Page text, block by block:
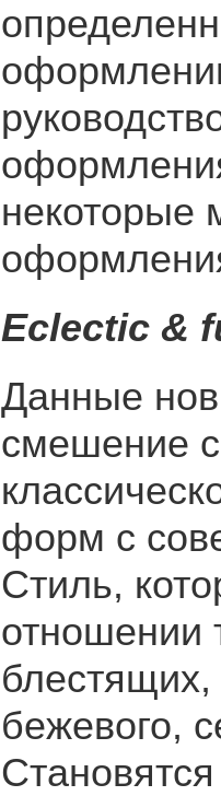
некоторые
Eclectic &
Данные
смешение
форм с
Стиль,
отношении
блестящих,
бежевого,